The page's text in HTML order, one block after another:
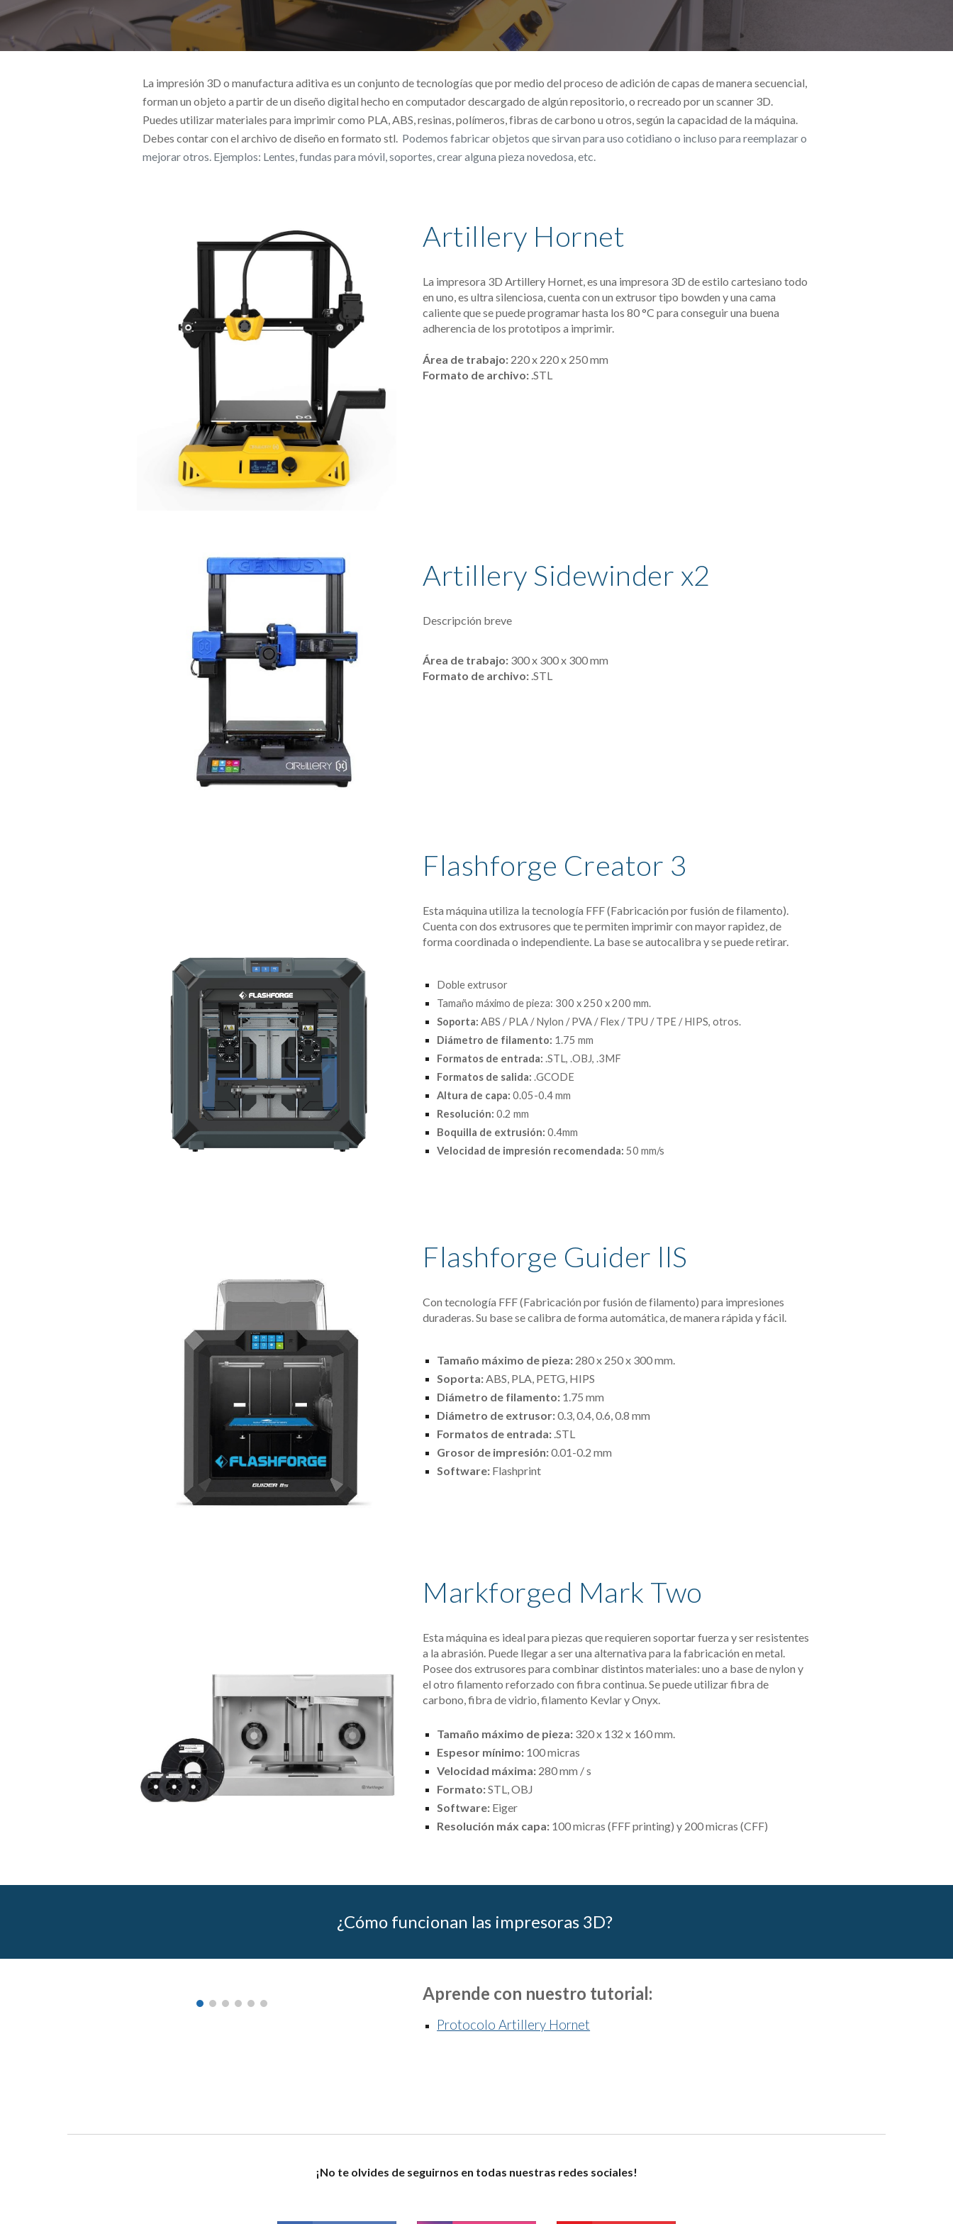
La impresión 3D o manufactura aditiva es un conjunto de tecnologías que por medio del proceso de adición de capas de manera secuencial,
forman un objeto a partir de un diseño digital hecho en computador descargado de algún repositorio, o recreado por un scanner 3D.
Puedes utilizar materiales para imprimir como PLA, ABS, resinas, polímeros, fibras de carbono u otros, según la capacidad de la máquina.
Debes contar con el archivo de diseño en formato stl. Podemos fabricar objetos que sirvan para uso cotidiano o incluso para reemplazar o
mejorar otros. Ejemplos: Lentes, fundas para móvil, soportes, crear alguna pieza novedosa, etc.
Artillery Hornet
La impresora 3D Artillery Hornet, es una impresora 3D de estilo cartesiano todo
en uno, es ultra silenciosa, cuenta con un extrusor tipo bowden y una cama
caliente que se puede programar hasta los 80 °C para conseguir una buena
adherencia de los prototipos a imprimir.
Área de trabajo: 220 x 220 x 250 mm
Formato de archivo: .STL
Artillery Sidewinder x2
Descripción breve
Área de trabajo: 300 x 300 x 300 mm
Formato de archivo: .STL
Flashforge Creator 3
Esta máquina utiliza la tecnología FFF (Fabricación por fusión de filamento).
Cuenta con dos extrusores que te permiten imprimir con mayor rapidez, de
forma coordinada o independiente. La base se autocalibra y se puede retirar.
Doble extrusor
Tamaño máximo de pieza: 300 x 250 x 200 mm.
Soporta: ABS / PLA / Nylon / PVA / Flex / TPU / TPE / HIPS, otros.
Diámetro de filamento: 1.75 mm
Formatos de entrada: .STL, .OBJ, .3MF
Formatos de salida: .GCODE
Altura de capa: 0.05-0.4 mm
Resolución: 0.2 mm
Boquilla de extrusión: 0.4mm
Velocidad de impresión recomendada: 50 mm/s
Flashforge Guider llS
Con tecnología FFF (Fabricación por fusión de filamento) para impresiones
duraderas. Su base se calibra de forma automática, de manera rápida y fácil.
Tamaño máximo de pieza: 280 x 250 x 300 mm.
Soporta: ABS, PLA, PETG, HIPS
Diámetro de filamento: 1.75 mm
Diámetro de extrusor: 0.3, 0.4, 0.6, 0.8 mm
Formatos de entrada: .STL
Grosor de impresión: 0.01-0.2 mm
Software: Flashprint
Markforged Mark Two
Esta máquina es ideal para piezas que requieren soportar fuerza y ser resistentes
a la abrasión. Puede llegar a ser una alternativa para la fabricación en metal.
Posee dos extrusores para combinar distintos materiales: uno a base de nylon y
el otro filamento reforzado con fibra continua. Se puede utilizar fibra de
carbono, fibra de vidrio, filamento Kevlar y Onyx.
Tamaño máximo de pieza: 320 x 132 x 160 mm.
Espesor mínimo: 100 micras
Velocidad máxima: 280 mm / s
Formato: STL, OBJ
Software: Eiger
Resolución máx capa: 100 micras (FFF printing) y 200 micras (CFF)
¿Cómo funcionan las impresoras 3D?
Aprende con nuestro tutorial:
Protocolo Artillery Hornet
¡No te olvides de seguirnos en todas nuestras redes sociales!